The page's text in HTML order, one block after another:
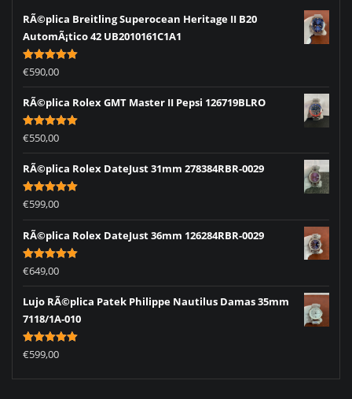
RÃ©plica Breitling Superocean Heritage II B20
AutomÃ¡tico 42 UB2010161C1A1
Rated5.00
out of 5
€590,00
RÃ©plica Rolex GMT Master II Pepsi 126719BLRO
Rated5.00
out of 5
€550,00
RÃ©plica Rolex DateJust 31mm 278384RBR-0029
Rated5.00
out of 5
€599,00
RÃ©plica Rolex DateJust 36mm 126284RBR-0029
Rated5.00
out of 5
€649,00
Lujo RÃ©plica Patek Philippe Nautilus Damas 35mm
7118/1A-010
Rated5.00
out of 5
€599,00